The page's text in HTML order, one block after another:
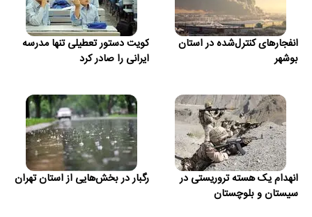
انفجارهای کنترل‌شده در استان
بوشهر
کویت دستور تعطیلی تنها مدرسه
ایرانی را صادر کرد
انهدام یک هسته تروریستی در
سیستان و بلوچستان
رگبار در بخش‌هایی از استان تهران